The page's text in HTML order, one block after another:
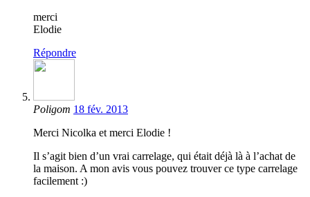
merci
Elodie
Répondre
Poligom 18 fév. 2013
Merci Nicolka et merci Elodie !
Il s’agit bien d’un vrai carrelage, qui était déjà là à l’achat de
la maison. A mon avis vous pouvez trouver ce type carrelage
facilement :)